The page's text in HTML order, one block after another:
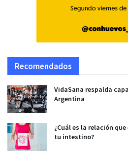
Recomendados
VidaSana respalda
Argentina
¿Cuál es la relación
tu intestino?